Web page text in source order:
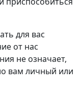
для вас
от нас
не означает,
вам личный или